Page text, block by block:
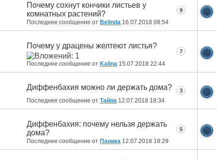
Почему сохнут кончики листьев у
комнатных растений?
Последнее сообщение от Belinda 16.07.2018 08:54
9
Почему у драцены желтеют листья?
Последнее сообщение от Kalina 15.07.2018 22:44
7
Диффенбахия можно ли держать дома?
Последнее сообщение от Тайра 12.07.2018 18:34
3
Диффенбахия: почему нельзя держать
дома?
Последнее сообщение от Паника 12.07.2018 18:29
5